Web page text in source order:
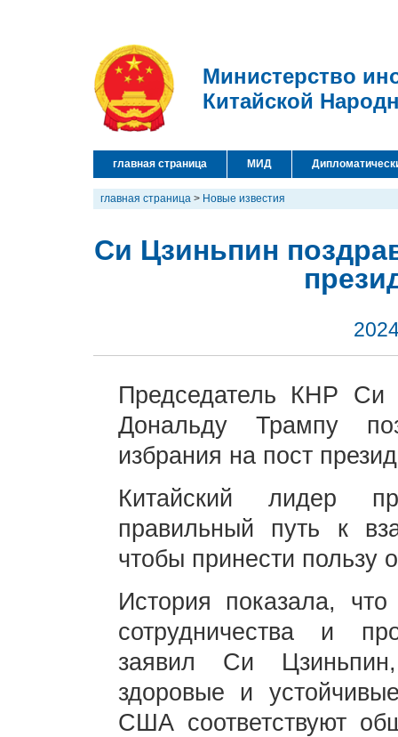
Министерство
Китайской
главная страница МИД
главная страница > Новые известия
Си Цзиньпин
Председатель КНР Си
Дональду Трампу
избрания на пост
Китайский лидер
правильный путь к
чтобы принести пользу
История показала,
сотрудничества и
заявил Си
здоровые и
США соответствуют